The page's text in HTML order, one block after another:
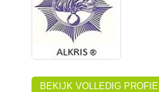
BEKIJK VOLLEDIG PROFIEL